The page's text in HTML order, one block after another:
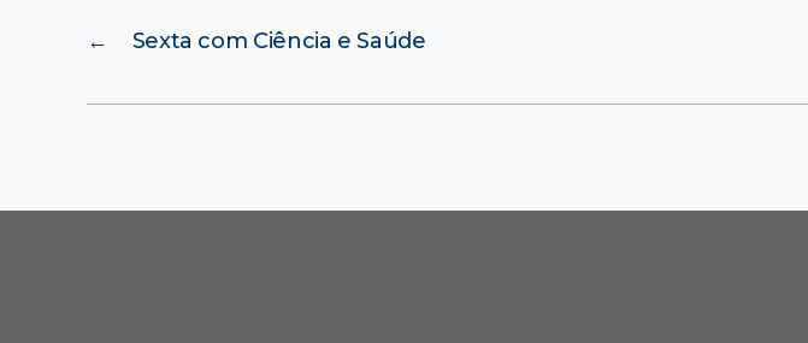
← Sexta com Ciência e Saúde